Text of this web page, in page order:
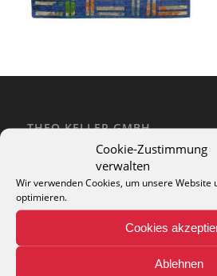
Cookie-Zustimmung
verwalten
Wir verwenden Cookies, um unsere Website
optimieren.
Cookies
Ablehnen
THEO KELLER GMBH
Lohackerstr. 30
44867 Bochum
phone: + 49 (2327) 3083 - 20
e-mail:info@theko-collection.com